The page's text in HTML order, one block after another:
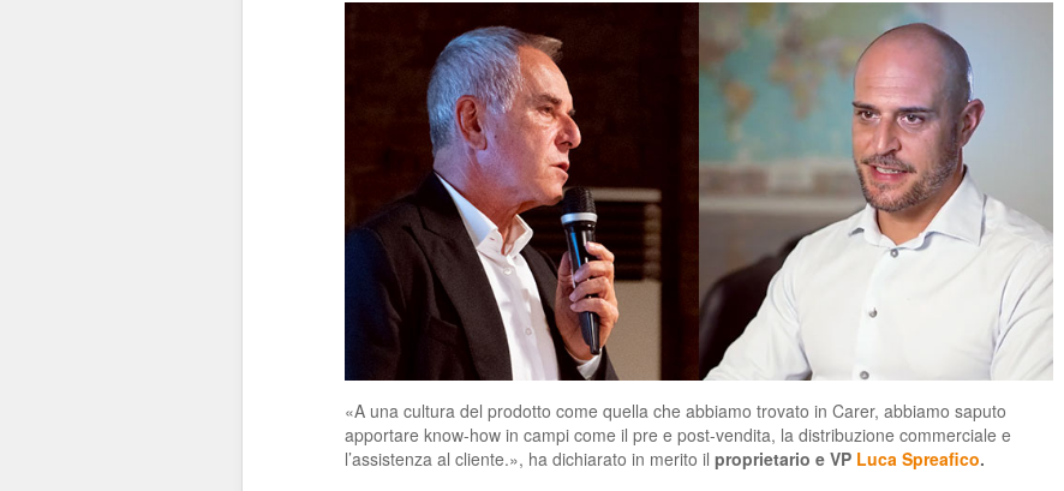
«A una cultura del prodotto come quella che abbiamo trovato in Carer, abbiamo saputo
apportare know-how in campi come il pre e post-vendita, la distribuzione commerciale e
l’assistenza al cliente.», ha dichiarato in merito il proprietario e VP Luca Spreafico.